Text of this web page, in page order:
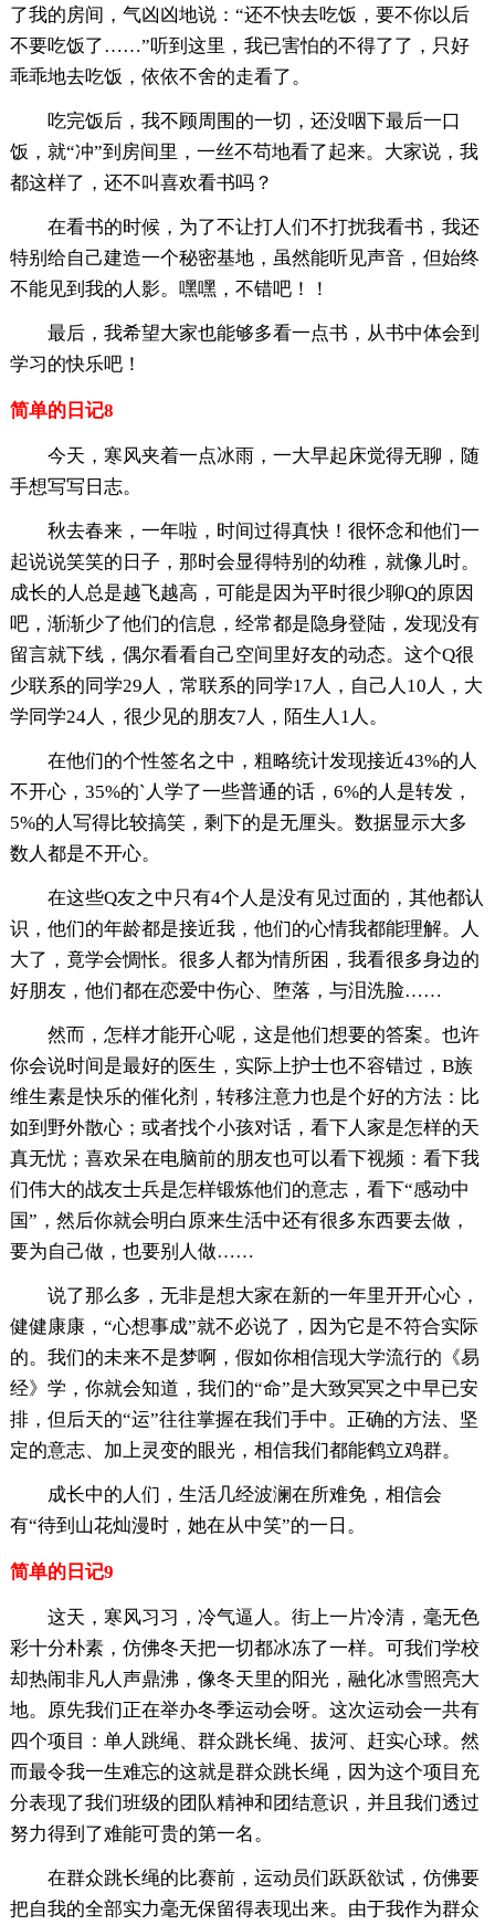
了我的房间，气凶凶地说：“还不快去吃饭，要不你以后
不要吃饭了……”听到这里，我已害怕的不得了了，只好
乖乖地去吃饭，依依不舍的走看了。
吃完饭后，我不顾周围的一切，还没咽下最后一口
饭，就“冲”到房间里，一丝不苟地看了起来。大家说，我
都这样了，还不叫喜欢看书吗？
在看书的时候，为了不让打人们不打扰我看书，我还
特别给自己建造一个秘密基地，虽然能听见声音，但始终
不能见到我的人影。嘿嘿，不错吧！！
最后，我希望大家也能够多看一点书，从书中体会到
学习的快乐吧！
简单的日记8
今天，寒风夹着一点冰雨，一大早起床觉得无聊，随
手想写写日志。
秋去春来，一年啦，时间过得真快！很怀念和他们一
起说说笑笑的日子，那时会显得特别的幼稚，就像儿时。
成长的人总是越飞越高，可能是因为平时很少聊Q的原因
吧，渐渐少了他们的信息，经常都是隐身登陆，发现没有
留言就下线，偶尔看看自己空间里好友的动态。这个Q很
少联系的同学29人，常联系的同学17人，自己人10人，大
学同学24人，很少见的朋友7人，陌生人1人。
在他们的个性签名之中，粗略统计发现接近43%的人
不开心，35%的`人学了一些普通的话，6%的人是转发，
5%的人写得比较搞笑，剩下的是无厘头。数据显示大多
数人都是不开心。
在这些Q友之中只有4个人是没有见过面的，其他都认
识，他们的年龄都是接近我，他们的心情我都能理解。人
大了，竟学会惆怅。很多人都为情所困，我看很多身边的
好朋友，他们都在恋爱中伤心、堕落，与泪洗脸……
然而，怎样才能开心呢，这是他们想要的答案。也许
你会说时间是最好的医生，实际上护士也不容错过，B族
维生素是快乐的催化剂，转移注意力也是个好的方法：比
如到野外散心；或者找个小孩对话，看下人家是怎样的天
真无忧；喜欢呆在电脑前的朋友也可以看下视频：看下我
们伟大的战友士兵是怎样锻炼他们的意志，看下“感动中
国”，然后你就会明白原来生活中还有很多东西要去做，
要为自己做，也要别人做……
说了那么多，无非是想大家在新的一年里开开心心，
健健康康，“心想事成”就不必说了，因为它是不符合实际
的。我们的未来不是梦啊，假如你相信现大学流行的《易
经》学，你就会知道，我们的“命”是大致冥冥之中早已安
排，但后天的“运”往往掌握在我们手中。正确的方法、坚
定的意志、加上灵变的眼光，相信我们都能鹤立鸡群。
成长中的人们，生活几经波澜在所难免，相信会
有“待到山花灿漫时，她在从中笑”的一日。
简单的日记9
这天，寒风习习，冷气逼人。街上一片冷清，毫无色
彩十分朴素，仿佛冬天把一切都冰冻了一样。可我们学校
却热闹非凡人声鼎沸，像冬天里的阳光，融化冰雪照亮大
地。原先我们正在举办冬季运动会呀。这次运动会一共有
四个项目：单人跳绳、群众跳长绳、拔河、赶实心球。然
而最令我一生难忘的这就是群众跳长绳，因为这个项目充
分表现了我们班级的团队精神和团结意识，并且我们透过
努力得到了难能可贵的第一名。
在群众跳长绳的比赛前，运动员们跃跃欲试，仿佛要
把自我的全部实力毫无保留得表现出来。由于我作为群众